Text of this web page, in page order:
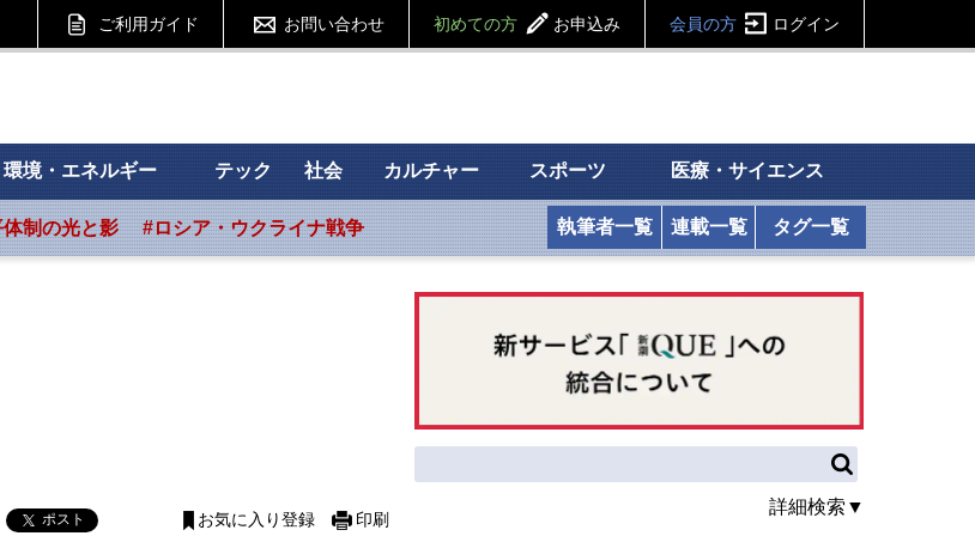
ご利用ガイド お問い合わせ 初めての方 お申込み 会員の方 ログイン
環境・エネルギー テック 社会 カルチャー スポーツ 医療・サイエンス
制の光と影 #ロシア・ウクライナ戦争 執筆者一覧 連載一覧 タグ一覧
ポスト お気に入り登録 印刷
詳細検索▼